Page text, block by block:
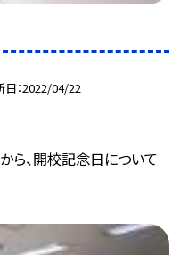
日 2022/04/22
ら、開校記念日について